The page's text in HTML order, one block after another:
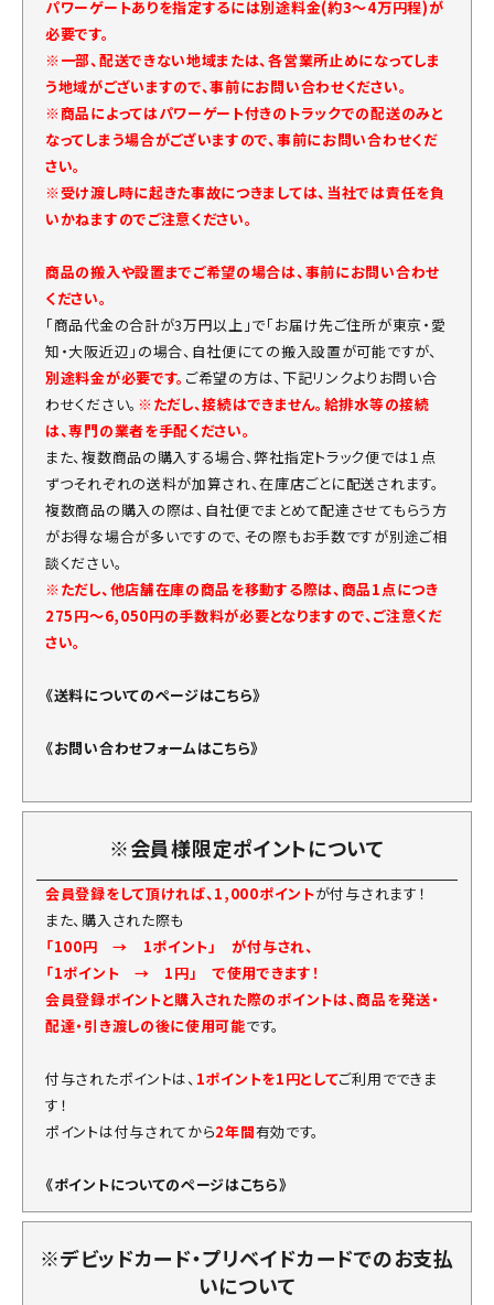
パワーゲートありを指定するには別途料金(約3～4万円程)が
必要です。
※一部、配送できない地域または、各営業所止めになってしま
う地域がございますので、事前にお問い合わせください。
※商品によってはパワーゲート付きのトラックでの配送のみと
なってしまう場合がございますので、事前にお問い合わせくだ
さい。
※受け渡し時に起きた事故につきましては、当社では責任を負
いかねますのでご注意ください。
商品の搬入や設置までご希望の場合は、事前にお問い合わせ
ください。
「商品代金の合計が3万円以上」で「お届け先ご住所が東京・愛
知・大阪近辺」の場合、自社便にての搬入設置が可能ですが、
別途料金が必要です。 ご希望の方は、下記リンクよりお問い合
わせください。 ※ただし、接続はできません。給排水等の接続
は、専門の業者を手配ください。
また、複数商品の購入する場合、弊社指定トラック便では１点
ずつそれぞれの送料が加算され、在庫店ごとに配送されます。
複数商品の購入の際は、自社便でまとめて配達させてもらう方
がお得な場合が多いですので、その際もお手数ですが別途ご相
談ください。
※ただし、他店舗在庫の商品を移動する際は、商品1点につき
275円～6,050円の手数料が必要となりますので、ご注意くだ
さい。
《送料についてのページはこちら》
《お問い合わせフォームはこちら》
※会員様限定ポイントについて
会員登録をして頂ければ、1,000ポイントが付与されます！
また、購入された際も
「100円 → 1ポイント」 が付与され、
「1ポイント → 1円」 で使用できます！
会員登録ポイントと購入された際のポイントは、商品を発送・
配達・引き渡しの後に使用可能です。
付与されたポイントは、 1ポイントを1円としてご利用でできま
す！
ポイントは付与されてから2年間有効です。
《ポイントについてのページはこちら》
※デビッドカード・プリベイドカードでのお支払
いについて